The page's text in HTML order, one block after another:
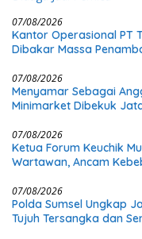
07/08/2026
Kantor Operasional PT
Dibakar Massa
07/08/2026
Menyamar Sebagai
Minimarket Dibekuk
07/08/2026
Ketua Forum Keuchik
Wartawan, Ancam
07/08/2026
Polda Sumsel Ungkap
Tujuh Tersangka dan